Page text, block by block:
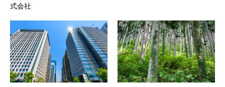
式会社